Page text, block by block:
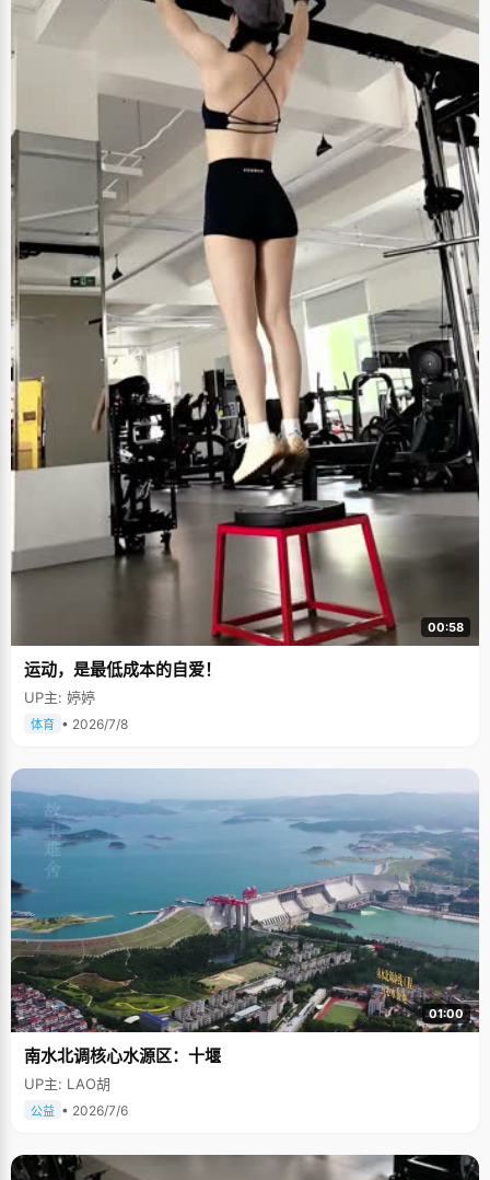
00:58
运动，是最低成本的自爱！
UP主: 婷婷
体育 • 2026/7/8
01:00
南水北调核心水源区：十堰
UP主: LAO胡
公益 • 2026/7/6